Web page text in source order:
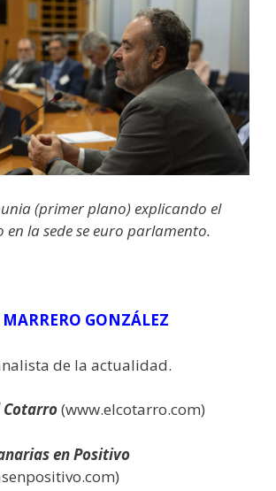
(primer plano) explicando el
en la sede se euro parlamento.
GONZÁLEZ
de la actualidad.
Cotarro(www.elcotarro.com)
en Positivo